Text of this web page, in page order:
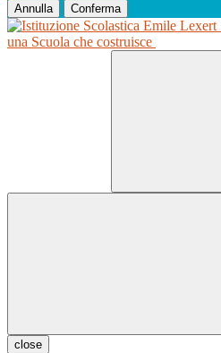
Annulla Conferma
una Scuola che costruisce
close